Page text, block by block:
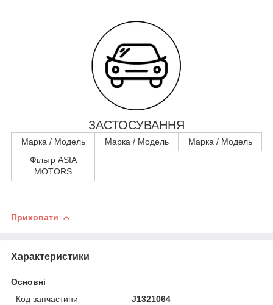
ЗАСТОСУВАННЯ
Марка / Модель Марка / Модель
Марка / Модель
Фільтр ASIA
MOTORS
Приховати
Характеристики
Основні
Код запчастини
J1321064